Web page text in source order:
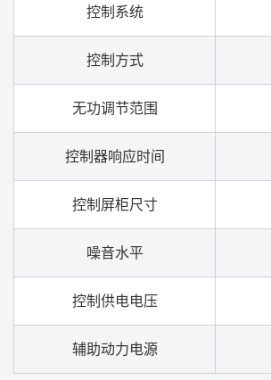
控制系统
控制方式
无功调节范围
控制器响应时间
控制屏柜尺寸
噪音水平
控制供电电压
辅助动力电源